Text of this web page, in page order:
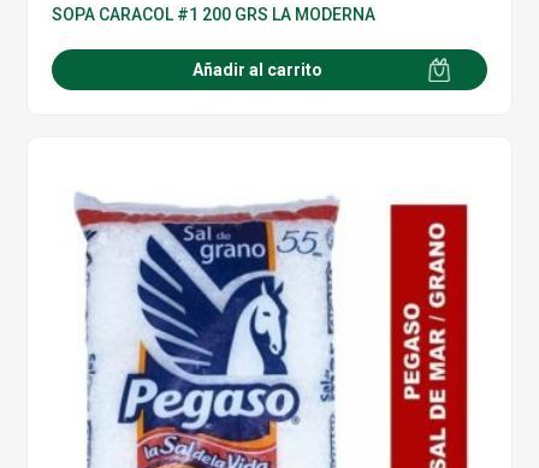
SOPA CARACOL #1 200 GRS LA MODERNA
Añadir al carrito